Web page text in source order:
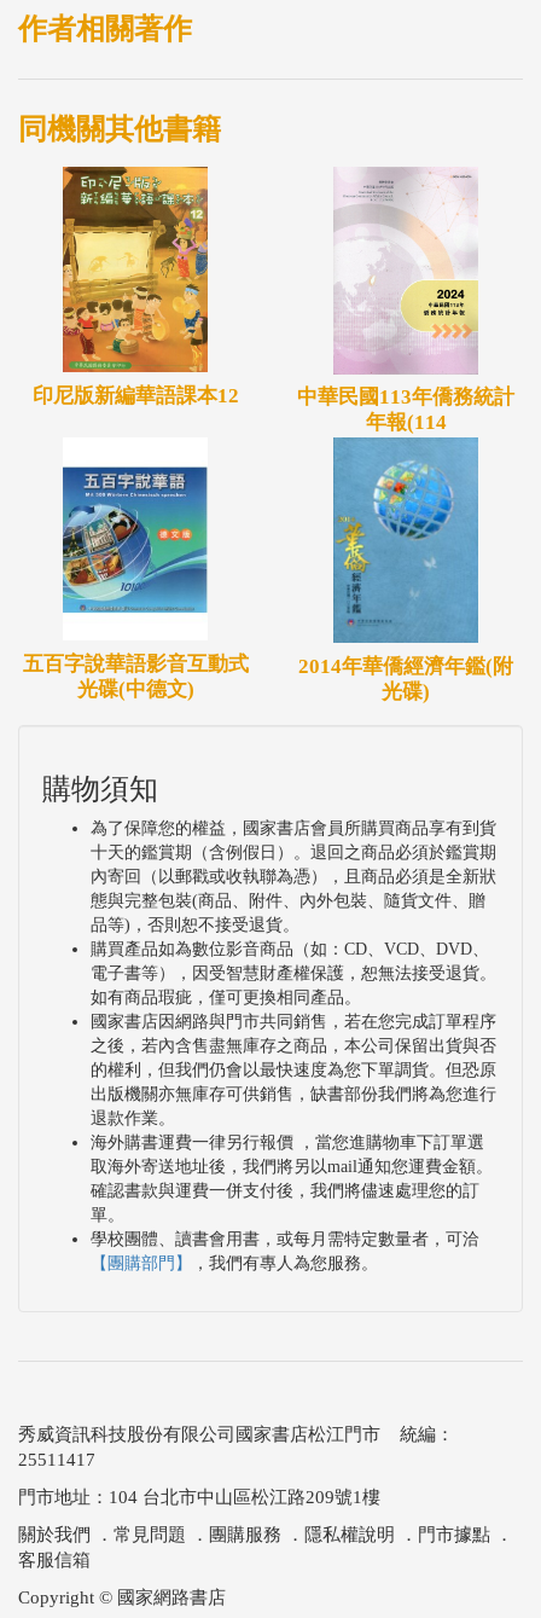
作者相關著作
同機關其他書籍
印尼版新編華語課本12
中華民國113年僑務統計
年報(114
五百字說華語影音互動式
光碟(中德文)
2014年華僑經濟年鑑(附
光碟)
購物須知
為了保障您的權益，國家書店會員所購買商品享有到貨
十天的鑑賞期（含例假日）。退回之商品必須於鑑賞期
內寄回（以郵戳或收執聯為憑），且商品必須是全新狀
態與完整包裝(商品、附件、內外包裝、隨貨文件、贈
品等)，否則恕不接受退貨。
購買產品如為數位影音商品（如：CD、VCD、DVD、
電子書等），因受智慧財產權保護，恕無法接受退貨。
如有商品瑕疵，僅可更換相同產品。
國家書店因網路與門市共同銷售，若在您完成訂單程序
之後，若內含售盡無庫存之商品，本公司保留出貨與否
的權利，但我們仍會以最快速度為您下單調貨。但恐原
出版機關亦無庫存可供銷售，缺書部份我們將為您進行
退款作業。
海外購書運費一律另行報價 ，當您進購物車下訂單選
取海外寄送地址後，我們將另以mail通知您運費金額。
確認書款與運費一併支付後，我們將儘速處理您的訂
單。
學校團體、讀書會用書，或每月需特定數量者，可洽
【團購部門】
，我們有專人為您服務。
秀威資訊科技股份有限公司國家書店松江門市 統編：
25511417
門市地址：104 台北市中山區松江路209號1樓
關於我們
． 常見問題 ． 團購服務 ． 隱私權說明 ． 門市據點 ．
客服信箱
Copyright © 國家網路書店